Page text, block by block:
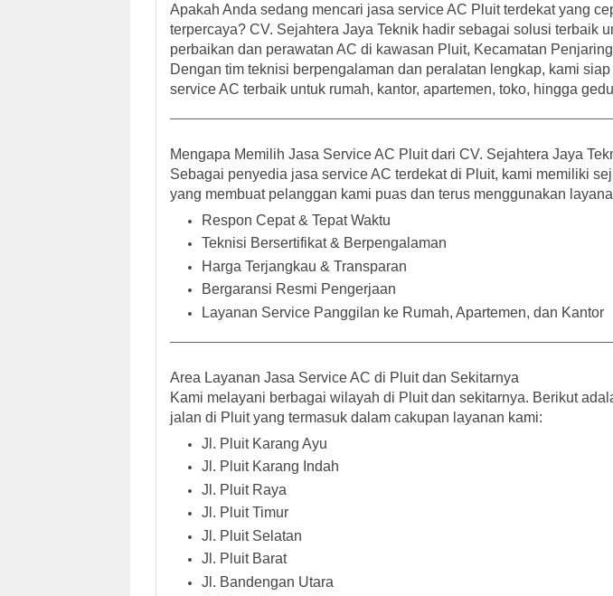
Apakah Anda sedang mencari jasa service AC Pluit terdekatyang
terpercaya? CV. Sejahtera Jaya Teknik hadir sebagai solusi terbaik
perbaikan dan perawatan AC di kawasan Pluit, Kecamatan
Dengan tim teknisi berpengalaman dan peralatan lengkap, kami
service AC terbaik untuk rumah, kantor, apartemen, toko, hingga
Mengapa Memilih Jasa Service AC Pluit dari CV. Sejahtera Jaya
Sebagai penyedia jasa service AC terdekat di Pluit, kami memiliki
yang membuat pelanggan kami puas dan terus menggunakan
Respon Cepat & Tepat Waktu
Teknisi Bersertifikat & Berpengalaman
Harga Terjangkau & Transparan
Bergaransi Resmi Pengerjaan
Layanan Service Panggilan ke Rumah, Apartemen, dan Kantor
Area Layanan Jasa Service AC di Pluit dan Sekitarnya
Kami melayani berbagai wilayah di Pluit dan sekitarnya. Berikut
jalan di Pluityang termasuk dalam cakupan layanan kami:
Jl. Pluit Karang Ayu
Jl. Pluit Karang Indah
Jl. Pluit Raya
Jl. Pluit Timur
Jl. Pluit Selatan
Jl. Pluit Barat
Jl. Bandengan Utara